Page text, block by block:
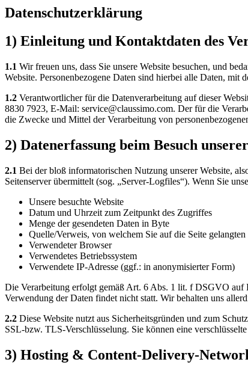
Datenschutzerklärung
1) Einleitung und Kontaktdaten des
1.1 Wir freuen uns, dass Sie unsere Website besuchen, und
Website. Personenbezogene Daten sind hierbei alle Daten, mit
1.2 Verantwortlicher für die Datenverarbeitung auf dieser
8830 7923, E-Mail: service@claussimo.com. Der für die
die Zwecke und Mittel der Verarbeitung von
2) Datenerfassung beim Besuch
2.1 Bei der bloß informatorischen Nutzung unserer Website,
Seitenserver übermittelt (sog. „Server-Logfiles“). Wenn Sie
Unsere besuchte Website
Datum und Uhrzeit zum Zeitpunkt des Zugriffes
Menge der gesendeten Daten in Byte
Quelle/Verweis, von welchem Sie auf die Seite gelangten
Verwendeter Browser
Verwendetes Betriebssystem
Verwendete IP-Adresse (ggf.: in anonymisierter Form)
Die Verarbeitung erfolgt gemäß Art. 6 Abs. 1 lit. f DSGVO auf
Verwendung der Daten findet nicht statt. Wir behalten uns
2.2 Diese Website nutzt aus Sicherheitsgründen und zum
SSL-bzw. TLS-Verschlüsselung. Sie können eine
3) Hosting & Content-Delivery-